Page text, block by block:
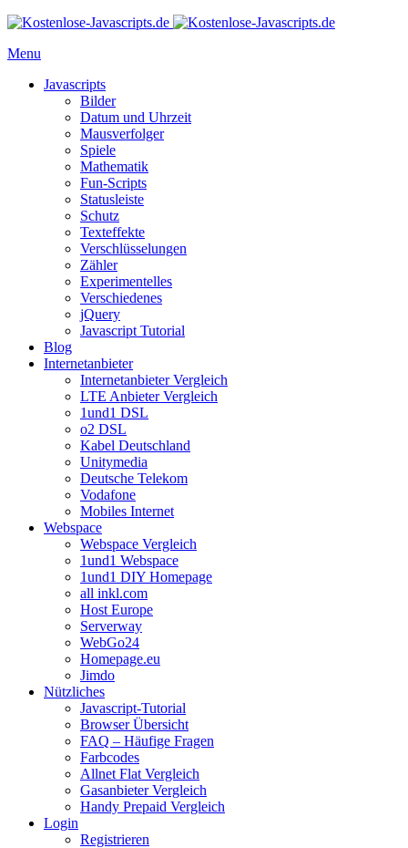
Menu
Javascripts
Bilder
Datum und Uhrzeit
Mausverfolger
Spiele
Mathematik
Fun-Scripts
Statusleiste
Schutz
Texteffekte
Verschlüsselungen
Zähler
Experimentelles
Verschiedenes
jQuery
Javascript Tutorial
Blog
Internetanbieter
Internetanbieter Vergleich
LTE Anbieter Vergleich
1und1 DSL
o2 DSL
Kabel Deutschland
Unitymedia
Deutsche Telekom
Vodafone
Mobiles Internet
Webspace
Webspace Vergleich
1und1 Webspace
1und1 DIY Homepage
all inkl.com
Host Europe
Serverway
WebGo24
Homepage.eu
Jimdo
Nützliches
Javascript-Tutorial
Browser Übersicht
FAQ – Häufige Fragen
Farbcodes
Allnet Flat Vergleich
Gasanbieter Vergleich
Handy Prepaid Vergleich
Login
Registrieren